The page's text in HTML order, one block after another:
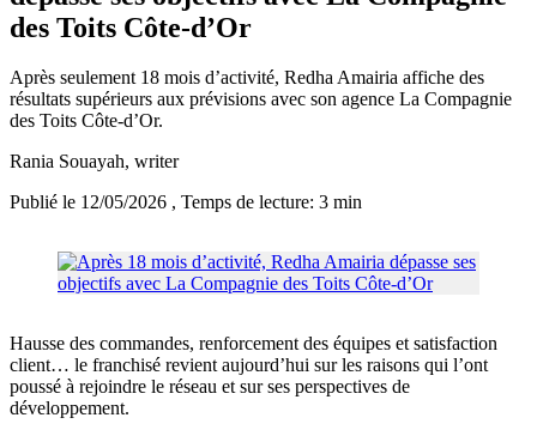
des Toits Côte-d’Or
Après seulement 18 mois d’activité, Redha Amairia affiche des
résultats supérieurs aux prévisions avec son agence La Compagnie
des Toits Côte-d’Or.
Rania Souayah, writer
Publié le 12/05/2026 , Temps de lecture: 3 min
Hausse des commandes, renforcement des équipes et satisfaction
client… le franchisé revient aujourd’hui sur les raisons qui l’ont
poussé à rejoindre le réseau et sur ses perspectives de
développement.